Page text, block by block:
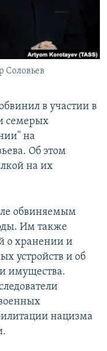
Соловьев
в участии в
семерых
на
Об этом
на их
обвиняемым
Им также
о хранении и
устройств и об
имущества.
нацизма